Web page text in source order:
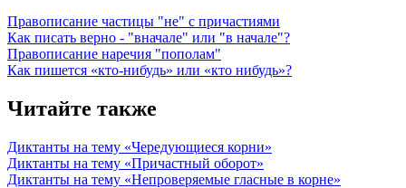
Правописание частицы "не" с причастиями
Как писать верно - "вначале" или "в начале"?
Правописание наречия "пополам"
Как пишется «кто-нибудь» или «кто нибудь»?
Читайте также
Диктанты на тему «Чередующиеся корни»
Диктанты на тему «Причастный оборот»
Диктанты на тему «Непроверяемые гласные в корне»